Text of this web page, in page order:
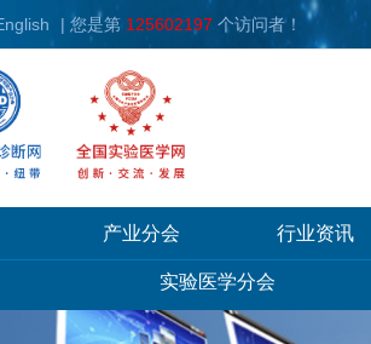
| 您是第 125602197 个访问者！
产业分会 行业资讯
实验医学分会